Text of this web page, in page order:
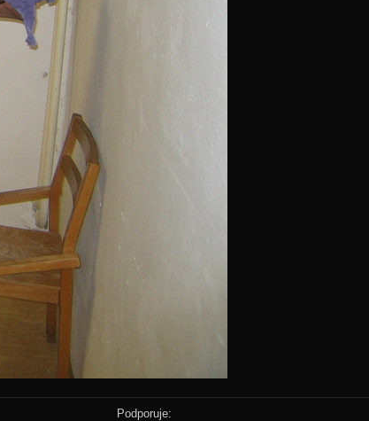
Podporuje: